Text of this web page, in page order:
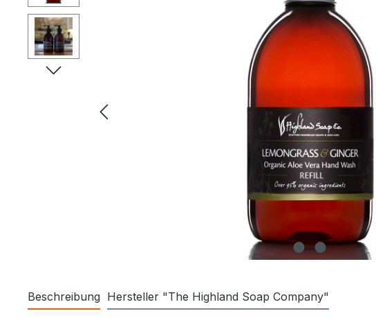
Beschreibung Hersteller "The Highland Soap Company"